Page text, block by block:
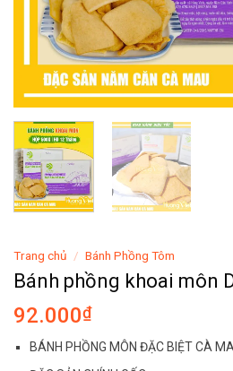
Trang chủ / Bánh Phồng Tôm
Bánh phồng khoai môn
92.000₫
BÁNH PHỒNG MÔN ĐẶC BIỆT CÀ